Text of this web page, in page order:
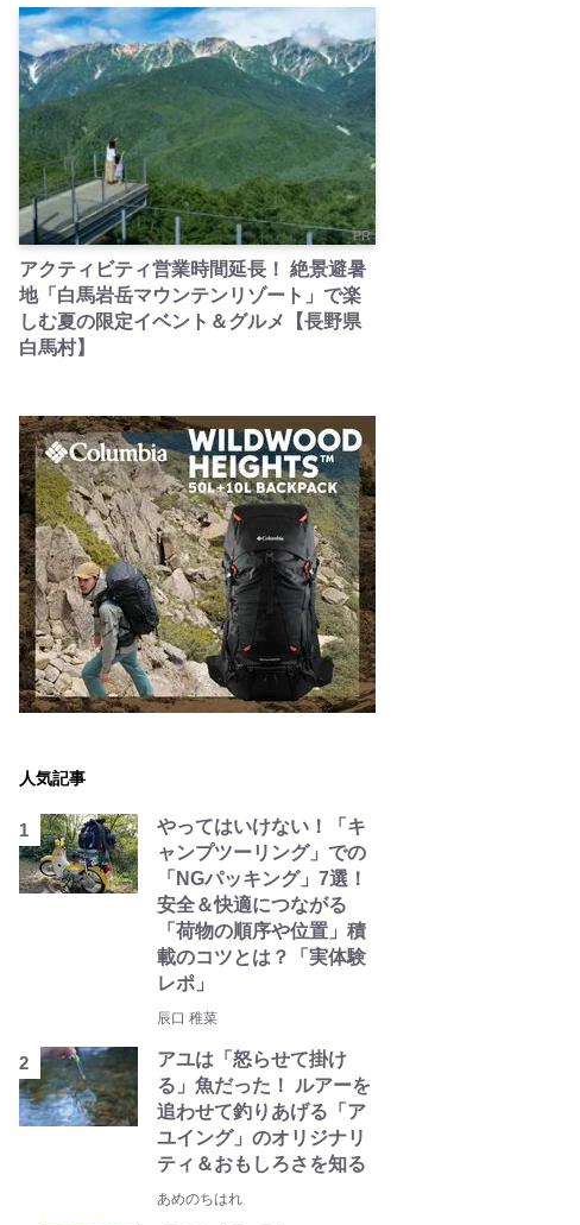
PR
アクティビティ営業時間延長！ 絶景避暑
地「白馬岩岳マウンテンリゾート」で楽
しむ夏の限定イベント＆グルメ【長野県
白馬村】
人気記事
やってはいけない！「キ
ャンプツーリング」での
「NGパッキング」7選！
安全＆快適につながる
「荷物の順序や位置」積
載のコツとは？「実体験
レポ」
辰口 稚菜
アユは「怒らせて掛け
る」魚だった！ ルアーを
追わせて釣りあげる「ア
ユイング」のオリジナリ
ティ＆おもしろさを知る
あめのちはれ